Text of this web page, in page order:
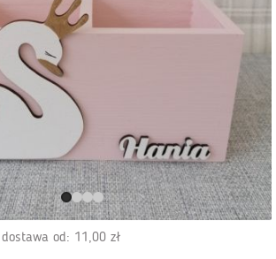
dostawa od: 11,00 zł